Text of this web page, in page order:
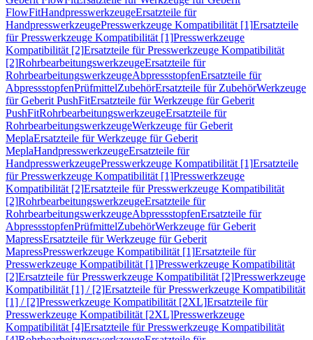
FlowFitHandpresswerkzeugeErsatzteile für
HandpresswerkzeugePresswerkzeuge Kompatibilität [1]Ersatzteile
für Presswerkzeuge Kompatibilität [1]Presswerkzeuge
Kompatibilität [2]Ersatzteile für Presswerkzeuge Kompatibilität
[2]RohrbearbeitungswerkzeugeErsatzteile für
RohrbearbeitungswerkzeugeAbpressstopfenErsatzteile für
AbpressstopfenPrüfmittelZubehörErsatzteile für ZubehörWerkzeuge
für Geberit PushFitErsatzteile für Werkzeuge für Geberit
PushFitRohrbearbeitungswerkzeugeErsatzteile für
RohrbearbeitungswerkzeugeWerkzeuge für Geberit
MeplaErsatzteile für Werkzeuge für Geberit
MeplaHandpresswerkzeugeErsatzteile für
HandpresswerkzeugePresswerkzeuge Kompatibilität [1]Ersatzteile
für Presswerkzeuge Kompatibilität [1]Presswerkzeuge
Kompatibilität [2]Ersatzteile für Presswerkzeuge Kompatibilität
[2]RohrbearbeitungswerkzeugeErsatzteile für
RohrbearbeitungswerkzeugeAbpressstopfenErsatzteile für
AbpressstopfenPrüfmittelZubehörWerkzeuge für Geberit
MapressErsatzteile für Werkzeuge für Geberit
MapressPresswerkzeuge Kompatibilität [1]Ersatzteile für
Presswerkzeuge Kompatibilität [1]Presswerkzeuge Kompatibilität
[2]Ersatzteile für Presswerkzeuge Kompatibilität [2]Presswerkzeuge
Kompatibilität [1] / [2]Ersatzteile für Presswerkzeuge Kompatibilität
[1] / [2]Presswerkzeuge Kompatibilität [2XL]Ersatzteile für
Presswerkzeuge Kompatibilität [2XL]Presswerkzeuge
Kompatibilität [4]Ersatzteile für Presswerkzeuge Kompatibilität